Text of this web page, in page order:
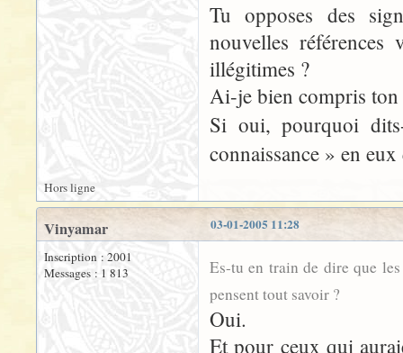
Tu opposes des
nouvelles références
illégitimes ?
Ai-je bien compris ton
Si oui, pourquoi
connaissance » en
Hors ligne
03-01-2005 11:28
Vinyamar
Inscription : 2001
Messages : 1 813
Es-tu en train de dire que
pensent tout savoir ?
Oui.
Et pour ceux qui